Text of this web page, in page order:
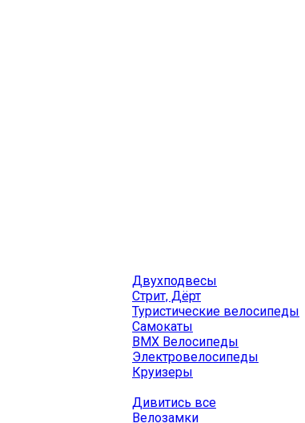
Двухподвесы
Стрит, Дёрт
Туристические велосипеды
Самокаты
BMX Велосипеды
Электровелосипеды
Круизеры
Дивитись все
Велозамки